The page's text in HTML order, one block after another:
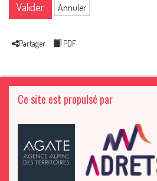
Valider Annuler
Partager PDF
Ce site est propulsé par